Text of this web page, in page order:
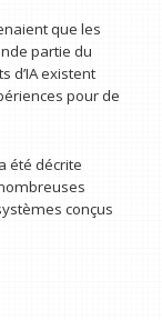
que les
partie du
d’IA existent
pour de
été décrite
conçus